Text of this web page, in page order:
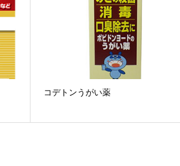
コデトンうがい薬